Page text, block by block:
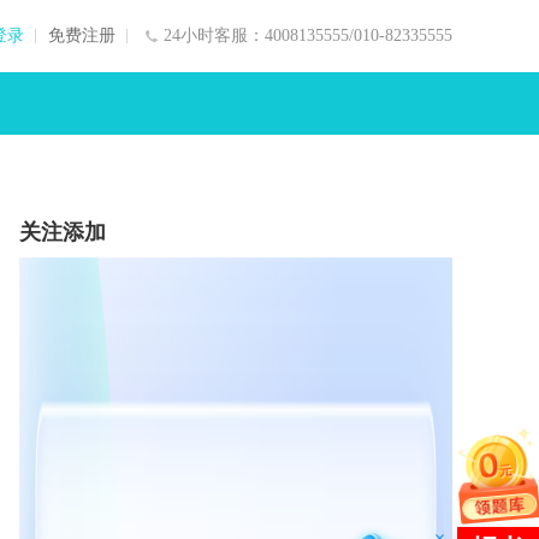
24小时客服：4008135555/010-82335555
录 免费注册
关注添加